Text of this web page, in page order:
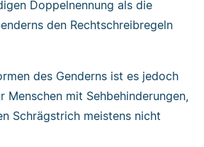
Doppelnennung als die
den Rechtschreibregeln
des Genderns ist es jedoch
Menschen mit Sehbehinderungen,
Schrägstrich meistens nicht